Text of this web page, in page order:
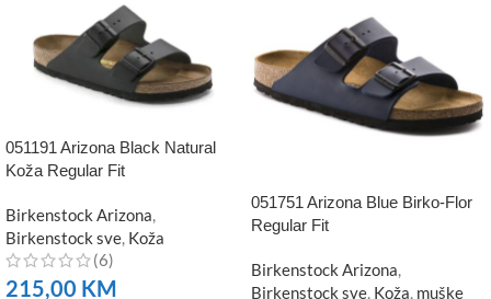
051191 Arizona Black Natural
Koža Regular Fit
Birkenstock Arizona,
Birkenstock sve, Koža
(6)
215,00 KM
051751 Arizona Blue Birko-Flor
Regular Fit
Birkenstock Arizona
Birkenstock sve Koža muške